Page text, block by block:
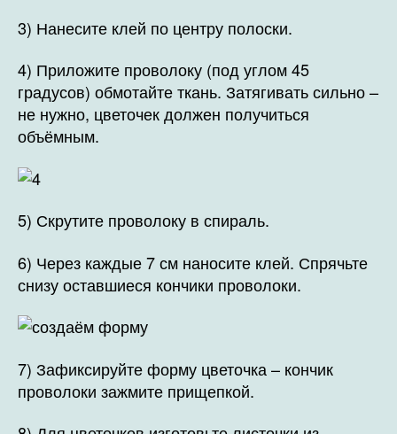
3) Нанесите клей по центру полоски.
4) Приложите проволоку (под углом 45
градусов) обмотайте ткань. Затягивать сильно –
не нужно, цветочек должен получиться
объёмным.
5) Скрутите проволоку в спираль.
6) Через каждые 7 см наносите клей. Спрячьте
снизу оставшиеся кончики проволоки.
7) Зафиксируйте форму цветочка – кончик
проволоки зажмите прищепкой.